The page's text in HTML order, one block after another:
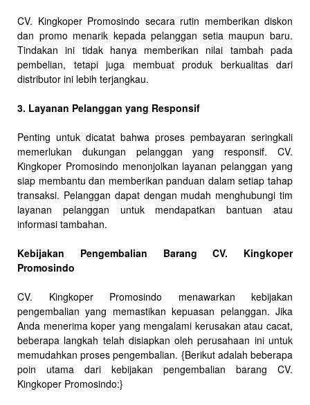
CV. Kingkoper Promosindo secara rutin memberikan diskon
dan promo menarik kepada pelanggan setia maupun baru.
Tindakan ini tidak hanya memberikan nilai tambah pada
pembelian, tetapi juga membuat produk berkualitas dari
distributor ini lebih terjangkau.
3. Layanan Pelanggan yang Responsif
Penting untuk dicatat bahwa proses pembayaran seringkali
memerlukan dukungan pelanggan yang responsif. CV.
Kingkoper Promosindo menonjolkan layanan pelanggan yang
siap membantu dan memberikan panduan dalam setiap tahap
transaksi. Pelanggan dapat dengan mudah menghubungi tim
layanan pelanggan untuk mendapatkan bantuan atau
informasi tambahan.
Kebijakan Pengembalian Barang CV. Kingkoper
Promosindo
CV. Kingkoper Promosindo menawarkan kebijakan
pengembalian yang memastikan kepuasan pelanggan. Jika
Anda menerima koper yang mengalami kerusakan atau cacat,
beberapa langkah telah disiapkan oleh perusahaan ini untuk
memudahkan proses pengembalian. {Berikut adalah beberapa
poin utama dari kebijakan pengembalian barang CV.
Kingkoper Promosindo:}